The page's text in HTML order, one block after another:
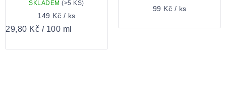
SKLADEM(>5 KS)
149 Kč / ks
Měrná
29,80 Kč / 100 ml
99 Kč / ks